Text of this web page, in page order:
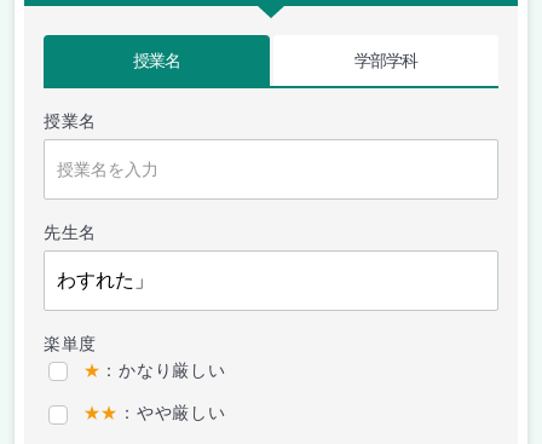
授業名 学部学科
授業名
先生名
楽単度
★ ：かなり厳しい
★★ ：やや厳しい